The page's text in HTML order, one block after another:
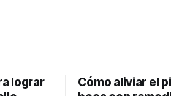
lograr
Cómo aliviar el